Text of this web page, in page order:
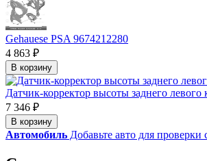
Gehauese PSA 9674212280
4 863 ₽
В корзину
Датчик-корректор высоты заднего левого
7 346 ₽
В корзину
Автомобиль Добавьте авто для проверки